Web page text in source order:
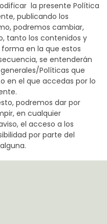
la presente Política
publicando los
podremos cambiar,
tanto los contenidos y
en la que estos
se entenderán
Políticas que
en el que accedas por lo
podremos dar por
en cualquier
el acceso a los
por parte del